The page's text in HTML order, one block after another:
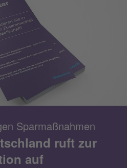
Sparmaßnahmen
ruft zur
auf